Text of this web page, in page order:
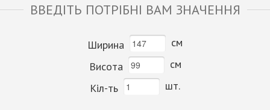
ВВЕДІТЬ ПОТРІБНІ ВАМ ЗНАЧЕННЯ
Ширина
см
Висота
см
Кіл-ть
шт.